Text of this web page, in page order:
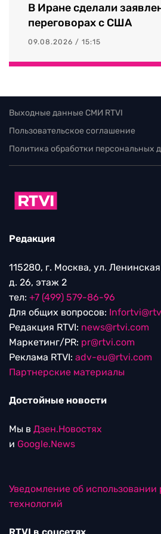
В Иране сделали
переговорах с США
09.08.2026 / 15:15
Выходные данные СМИ RTVI
Пользовательское соглашение
Политика обработки персональных
Редакция
115280, г. Москва, ул.
д. 26, этаж 2
тел: +7 (499) 579-86-96
Для общих вопросов:
Редакция RTVI: news@rtvi.com
Маркетинг/PR: pr@rtvi.com
Реклама RTVI: adv-eu@rtvi.com
Партнерские материалы
Достойные новости
Мы в Дзен.Новостях
и Google.News
Уведомление об
технологий